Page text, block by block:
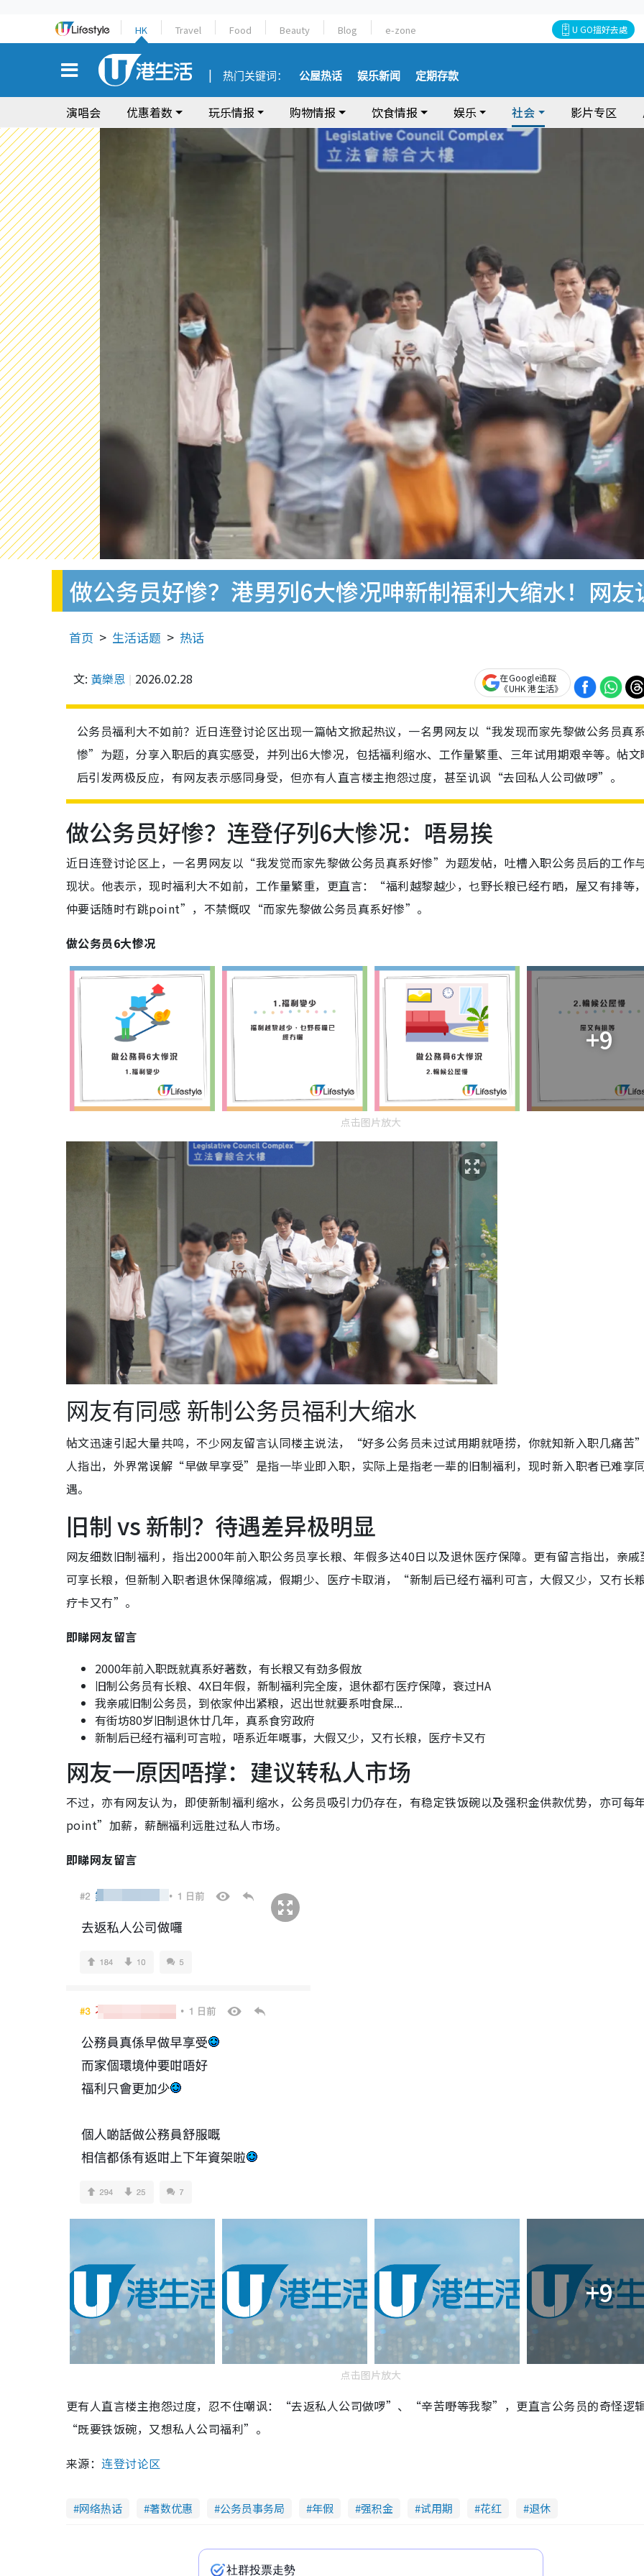
HK Travel Food Beauty Blog e-zone U GO搵好去處
热门关键词： 公屋热话 娱乐新闻 定期存款
演唱会 优惠着数 玩乐情报 购物情报 饮食情报 娱乐 社会 影片专区
做公务员好惨？港男列6大惨况呻新制福利大缩水！网
首页 生活话题 热话
文: 黃樂恩 2026.02.28
在Google追蹤
《UHK 港生活》
公务员福利大不如前？近日连登讨论区出现一篇帖文掀起热议，一名男网友以“我发现而家先黎做公务员真
惨”为题，分享入职后的真实感受，并列出6大惨况，包括福利缩水、工作量繁重、三年试用期艰辛等。帖文
后引发两极反应，有网友表示感同身受，但亦有人直言楼主抱怨过度，甚至讥讽“去回私人公司做啰”。
做公务员好惨？连登仔列6大惨况：唔易挨
近日连登讨论区上，一名男网友以“我发觉而家先黎做公务员真系好惨”为题发帖，吐槽入职公务员后的工作
现状。他表示，现时福利大不如前，工作量繁重，更直言：“福利越黎越少，乜野长粮已经冇晒，屋又有排等
仲要话随时冇跳point”，不禁慨叹“而家先黎做公务员真系好惨”。
做公务员6大惨况
+9
点击图片放大
网友有同感 新制公务员福利大缩水
帖文迅速引起大量共鸣，不少网友留言认同楼主说法，“好多公务员未过试用期就唔捞，你就知新入职几痛苦
人指出，外界常误解“早做早享受”是指一毕业即入职，实际上是指老一辈的旧制福利，现时新入职者已难享
遇。
旧制 vs 新制？待遇差异极明显
网友细数旧制福利，指出2000年前入职公务员享长粮、年假多达40日以及退休医疗保障。更有留言指出，亲戚
可享长粮，但新制入职者退休保障缩减，假期少、医疗卡取消，“新制后已经冇福利可言，大假又少，又冇长
疗卡又冇”。
即睇网友留言
2000年前入职既就真系好著数，有长粮又有劲多假放
旧制公务员有长粮、4X日年假，新制福利完全废，退休都冇医疗保障，衰过HA
我亲戚旧制公务员，到依家仲出紧粮，迟出世就要系咁食屎...
有街坊80岁旧制退休廿几年，真系食穷政府
新制后已经冇福利可言啦，唔系近年嘅事，大假又少，又冇长粮，医疗卡又冇
网友一原因唔撑：建议转私人市场
不过，亦有网友认为，即使新制福利缩水，公务员吸引力仍存在，有稳定铁饭碗以及强积金供款优势，亦可每
point”加薪，薪酬福利远胜过私人市场。
即睇网友留言
+9
点击图片放大
更有人直言楼主抱怨过度，忍不住嘲讽：“去返私人公司做啰”、“辛苦嘢等我黎”，更直言公务员的奇怪逻
“既要铁饭碗，又想私人公司福利”。
来源：连登讨论区
网络热话 著数优惠 公务员事务局 年假 强积金 试用期 花红 退休